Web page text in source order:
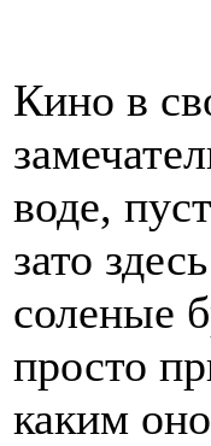
Кино в
воде,
зато
соленые
просто
каким